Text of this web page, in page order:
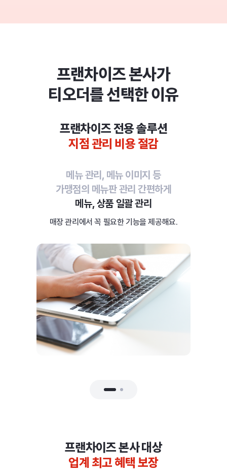
프랜차이즈 본사가
티오더를 선택한 이유
프랜차이즈 전용 솔루션
지점 관리 비용 절감
메뉴 관리, 메뉴 이미지 등
가맹점의 메뉴판 관리 간편하게
메뉴, 상품 일괄 관리
매장 관리에서 꼭 필요한 기능을 제공해요.
프랜차이즈 본사 대상
업계 최고 혜택 보장